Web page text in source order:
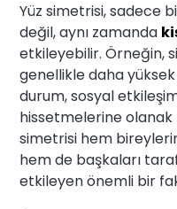
Yüz simetrisi, sadece
değil, aynı zamanda
etkileyebilir. Örneğin,
genellikle daha
durum, sosyal
hissetmelerine olanak
simetrisi hem
hem de başkaları
etkileyen önemli bir